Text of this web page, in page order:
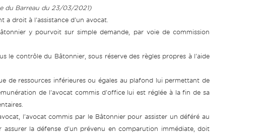
du Barreau du 23/03/2021)
a droit à l'assistance d'un avocat.
y pourvoit sur simple demande, par voie de commission
le contrôle du Bâtonnier, sous réserve des règles propres à l'aide
de ressources inférieures ou égales au plafond lui permettant de
de l'avocat commis d'office lui est réglée à la fin de sa
l'avocat commis par le Bâtonnier pour assister un déféré au
la défense d'un prévenu en comparution immédiate, doit